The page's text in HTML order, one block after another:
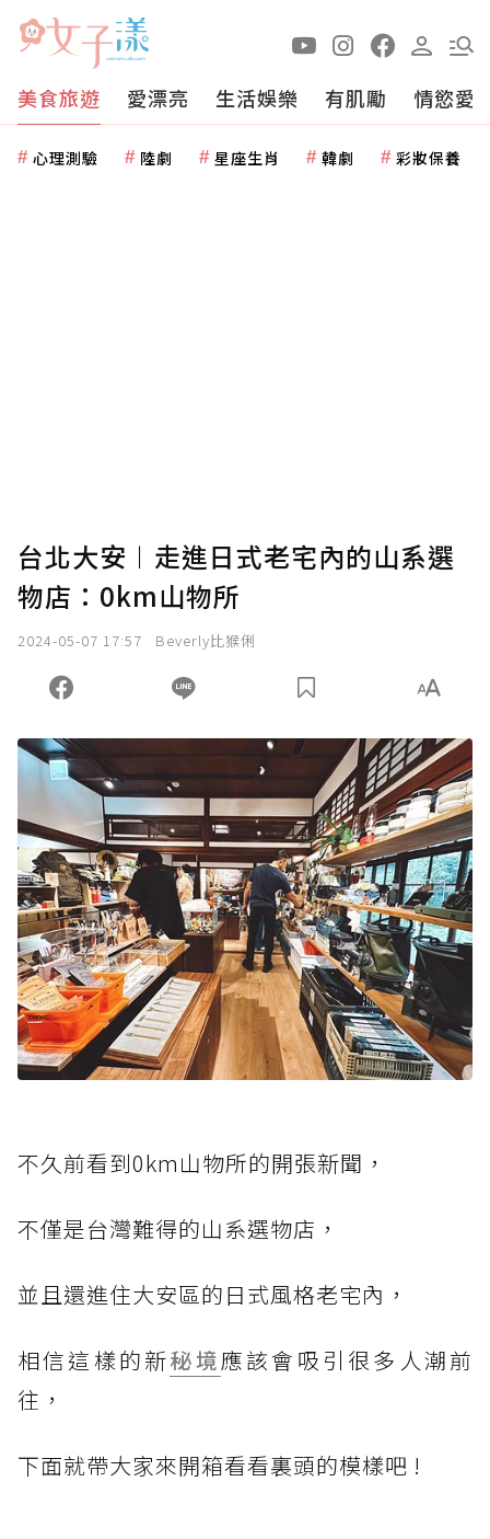
美食旅遊 愛漂亮 生活娛樂 有肌勵 情慾愛
心理測驗 陸劇 星座生肖 韓劇 彩妝保養
台北大安︱走進日式老宅內的山系選
物店：0km山物所
2024-05-07 17:57 Beverly比猴俐
不久前看到0km山物所的開張新聞，
不僅是台灣難得的山系選物店，
並且還進住大安區的日式風格老宅內，
相信這樣的新秘境應該會吸引很多人潮前
往，
下面就帶大家來開箱看看裏頭的模樣吧 !